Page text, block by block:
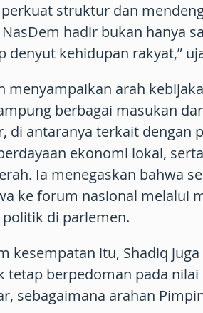
struktur dan
hadir bukan hanya
denyut kehidupan rakyat,”
menyampaikan arah
berbagai masukan
di antaranya terkait dengan
ekonomi lokal,
Ia menegaskan bahwa
ke forum nasional melalui
di parlemen.
kesempatan itu, Shadiq
tetap berpedoman pada
sebagaimana arahan